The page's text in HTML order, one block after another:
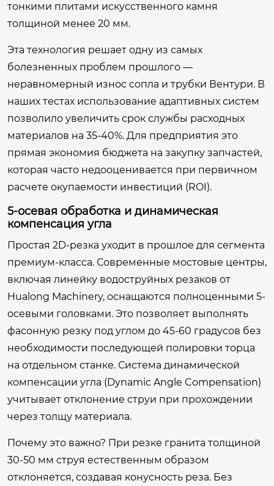
тонкими плитами искусственного камня
толщиной менее 20 мм.
Эта технология решает одну из самых
болезненных проблем прошлого —
неравномерный износ сопла и трубки Вентури. В
наших тестах использование адаптивных систем
позволило увеличить срок службы расходных
материалов на 35-40%. Для предприятия это
прямая экономия бюджета на закупку запчастей,
которая часто недооценивается при первичном
расчете окупаемости инвестиций (ROI).
5-осевая обработка и динамическая
компенсация угла
Простая 2D-резка уходит в прошлое для сегмента
премиум-класса. Современные мостовые центры,
включая линейку водоструйных резаков от
Hualong Machinery, оснащаются полноценными 5-
осевыми головками. Это позволяет выполнять
фасонную резку под углом до 45-60 градусов без
необходимости последующей полировки торца
на отдельном станке. Система динамической
компенсации угла (Dynamic Angle Compensation)
учитывает отклонение струи при прохождении
через толщу материала.
Почему это важно? При резке гранита толщиной
30-50 мм струя естественным образом
отклоняется, создавая конусность реза. Без